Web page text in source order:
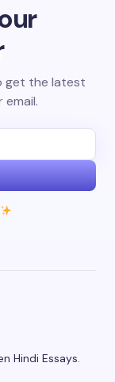
get the latest
Hindi Essays.